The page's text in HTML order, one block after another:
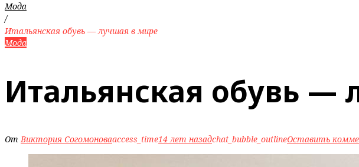
Мода
/
Итальянская обувь — лучшая в мире
Мода
Итальянская обувь —
ОтВиктория Согомоноваaccess_time14 лет назадchat_bubble_outlineОставить